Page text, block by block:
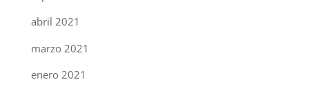
abril 2021
marzo 2021
enero 2021